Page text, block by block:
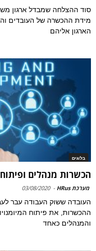
סוד ההצלחה שמבדל ארגון
מידת ההכשרה של העובדים
הארגון אליהם
בלוגים
הכשרות מנהלים
מערכת HRus -
03/08/2020
העובדה ששוק העבודה עבר
ההכשרות, את פיתוח
והמנהלים כאחד